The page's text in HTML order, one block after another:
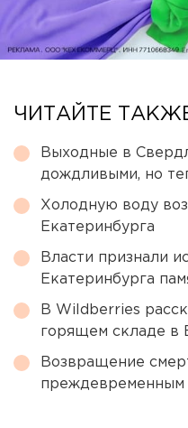
ЧИТАЙТЕ
Выходные в
дождливыми, но
Холодную воду
Екатеринбурга
Власти признали
Екатеринбурга
В Wildberries
горящем складе в
Возвращение
преждевременным